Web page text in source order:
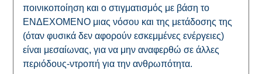
ποινικοποίηση και ο στιγματισμός με βάση το
ΕΝΔΕΧΟΜΕΝΟ μιας νόσου και της μετάδοσης της
(όταν φυσικά δεν αφορούν εσκεμμένες ενέργειες)
είναι μεσαίωνας, για να μην αναφερθώ σε άλλες
περιόδους-ντροπή για την ανθρωπότητα.